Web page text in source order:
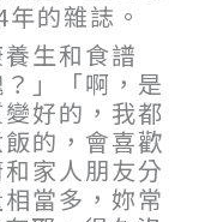
的雜誌。
生和食譜
」「啊，是
好的，我都
的，會喜歡
家人朋友分
當多，妳常